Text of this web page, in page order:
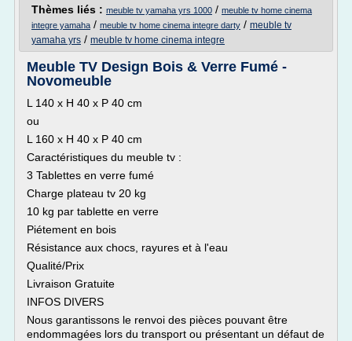
Thèmes liés : meuble tv yamaha yrs 1000 / meuble tv home cinema
integre yamaha / meuble tv home cinema integre darty / meuble tv
yamaha yrs / meuble tv home cinema integre
Meuble TV Design Bois & Verre Fumé -
Novomeuble
L 140 x H 40 x P 40 cm
ou
L 160 x H 40 x P 40 cm
Caractéristiques du meuble tv :
3 Tablettes en verre fumé
Charge plateau tv 20 kg
10 kg par tablette en verre
Piétement en bois
Résistance aux chocs, rayures et à l'eau
Qualité/Prix
Livraison Gratuite
INFOS DIVERS
Nous garantissons le renvoi des pièces pouvant être
endommagées lors du transport ou présentant un défaut de